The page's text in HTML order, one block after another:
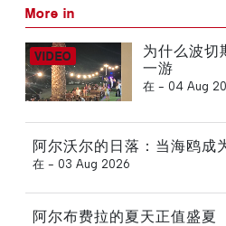
More in
为什么波切
一游
在 - 04 Aug
阿尔沃尔的日落：当海鸥成
在 - 03 Aug 2026
阿尔布费拉的夏天正值盛夏